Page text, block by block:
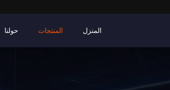
المنزل المنتجات حولنا